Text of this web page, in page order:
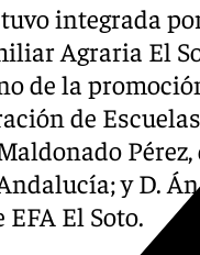
integrada
Agraria El
de la
de
y D.
EFA El Soto.